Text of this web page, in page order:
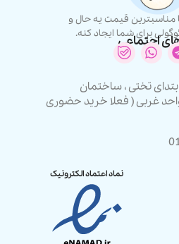
مناسبترین قیمت یه حال و
برای شما ایجاد کنه.
اجتماعی
تختی ، ساختمان
غربی ( فعلا خرید حضوری
نماد اعتماد الکترونیک